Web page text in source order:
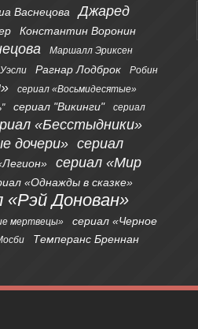
Васнецова
Джаред
Константин Воронин
Маршалл Эриксен
Рагнар Лодброк
Робин
сериал «Восьмидесятые»
сериал "Викинги"
сериал
«Бесстыдники»
дочери» сериал
сериал «Мир
«Однажды в сказке»
«Рэй Донован»
мертвецы»
сериал «Черное
Темперанс Бреннан